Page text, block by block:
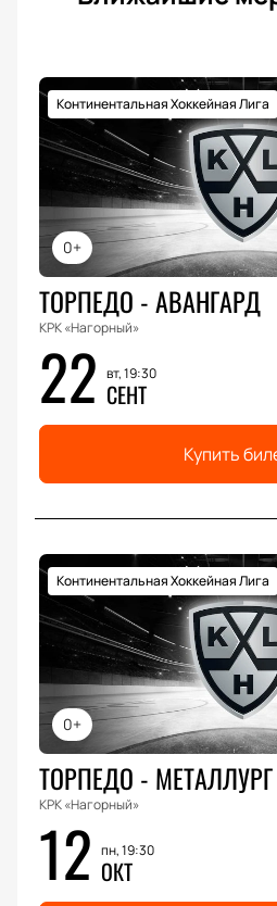
0+
Континентальная Хоккейная Лига
ТОРПЕДО - АВАНГАРД
КРК «Нагорный»
22 вт, 19:30
СЕНТ
Купить
0+
Континентальная Хоккейная Лига
ТОРПЕДО -
КРК «Нагорный»
12 пн, 19:30
ОКТ